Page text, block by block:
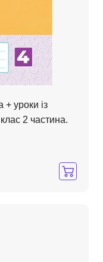
+ уроки із
2 частина.